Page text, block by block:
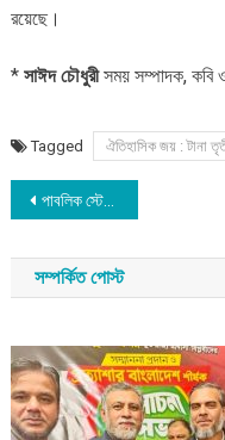
রয়েছে।
* সাঈদ চৌধুরীসময় সম্পাদক, কবি
Tagged ঐতিহাসিক জয় : টানা
Post
navigation
পাবলিক স্টেটমেন্ট দিতে পারবেননা কোন বিচারক : প্রধান বিচারপতি
সম্পর্কিত পোস্ট